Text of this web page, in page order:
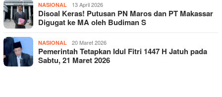
NASIONAL 13 April 2026
Disoal Keras! Putusan PN Maros dan PT Makassar
Digugat ke MA oleh Budiman S
NASIONAL 20 Maret 2026
Pemerintah Tetapkan Idul Fitri 1447 H Jatuh pada
Sabtu, 21 Maret 2026